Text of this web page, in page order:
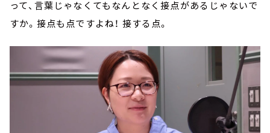
って、言葉じゃなくてもなんとなく接点があるじゃないで
すか。接点も点ですよね！ 接する点。